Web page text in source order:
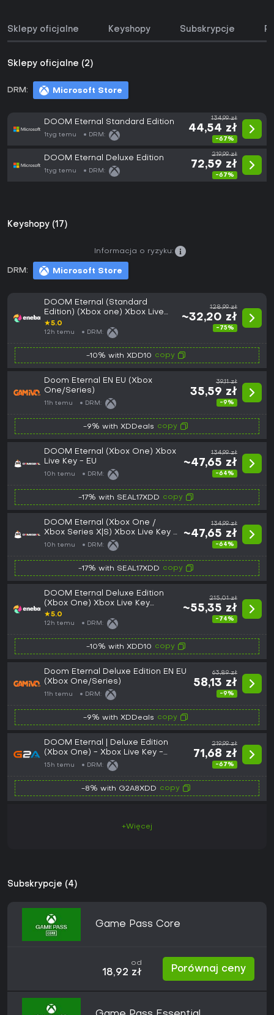
Sklepy oficjalne Keyshopy Subskrypcje
Sklepy oficjalne (2)
DRM: Microsoft Store
DOOM Eternal Standard Edition
1tyg temu DRM:
134,99 zł
44,54 zł
-67%
DOOM Eternal Deluxe Edition
1tyg temu DRM:
219,99 zł
72,59 zł
-67%
Keyshopy (17)
DRM: Microsoft Store
Informacja o ryzyku:
DOOM Eternal (Standard
Edition) (Xbox one) Xbox Live
Key EUROPE
★5.0
12h temu DRM:
128,99 zł
~32,20 zł
-75%
-10% with XDD10 copy
Doom Eternal EN EU (Xbox
One/Series)
11h temu DRM:
39,11 zł
35,59 zł
-9%
-9% with XDDeals copy
DOOM Eternal (Xbox One) Xbox
Live Key - EU
10h temu DRM:
134,99 zł
~47,65 zł
-64%
-17% with SEAL17XDD copy
DOOM Eternal (Xbox One /
Xbox Series X|S) Xbox Live Key -
EU
10h temu DRM:
134,99 zł
~47,65 zł
-64%
-17% with SEAL17XDD copy
DOOM Eternal Deluxe Edition
(Xbox One) Xbox Live Key
EUROPE
★5.0
12h temu DRM:
215,01 zł
~55,35 zł
-74%
-10% with XDD10 copy
Doom Eternal Deluxe Edition EN EU
(Xbox One/Series)
11h temu DRM:
63,89 zł
58,13 zł
-9%
-9% with XDDeals copy
DOOM Eternal | Deluxe Edition
(Xbox One) - Xbox Live Key -
EUROPE
15h temu DRM:
219,99 zł
71,68 zł
-67%
-8% with G2A8XDD copy
+Więcej
Subskrypcje (4)
Game Pass Core
od
18,92 zł Porównaj ceny